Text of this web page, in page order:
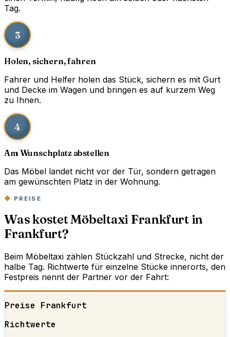
Tag.
3
Holen, sichern, fahren
Fahrer und Helfer holen das Stück, sichern es mit Gurt
und Decke im Wagen und bringen es auf kurzem Weg
zu Ihnen.
4
Am Wunschplatz abstellen
Das Möbel landet nicht vor der Tür, sondern getragen
am gewünschten Platz in der Wohnung.
PREISE
Was kostet Möbeltaxi Frankfurt in
Frankfurt?
Beim Möbeltaxi zählen Stückzahl und Strecke, nicht der
halbe Tag. Richtwerte für einzelne Stücke innerorts, den
Festpreis nennt der Partner vor der Fahrt:
Preise Frankfurt
Richtwerte